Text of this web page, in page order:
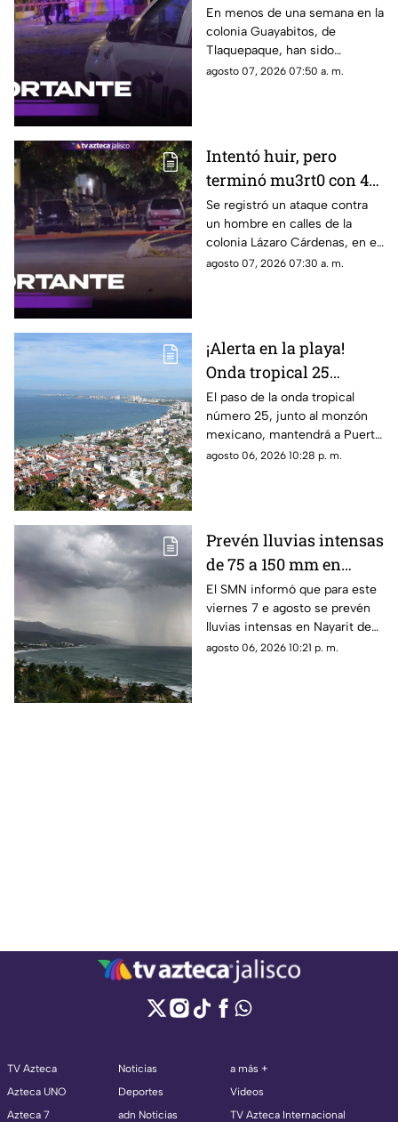
es el segundo caso en
menos de una semana
En menos de una semana en la
colonia Guayabitos, de
Tlaquepaque, han sido
asesinados dos hombres
agosto 07, 2026 07:50 a. m.
Intentó huir, pero
terminó mu3rt0 con 4
b4l4z05 en Lázaro
Cárdenas
Se registró un ataque contra
un hombre en calles de la
colonia Lázaro Cárdenas, en el
municipio de Guadalajara
agosto 07, 2026 07:30 a. m.
¡Alerta en la playa!
Onda tropical 25
desatará lluvias
intensas y tormentas
en Puerto Vallarta
El paso de la onda tropical
número 25, junto al monzón
mexicano, mantendrá a Puerto
Vallarta bajo un temporal de
agosto 06, 2026 10:28 p. m.
Prevén lluvias intensas
de 75 a 150 mm en
Nayarit este viernes 7
de agosto
El SMN informó que para este
viernes 7 e agosto se prevén
lluvias intensas en Nayarit de
75 a 150 mm
agosto 06, 2026 10:21 p. m.
TV Azteca
Azteca UNO
Azteca 7
Noticias
Deportes
adn Noticias
a más +
Videos
TV Azteca Internacional